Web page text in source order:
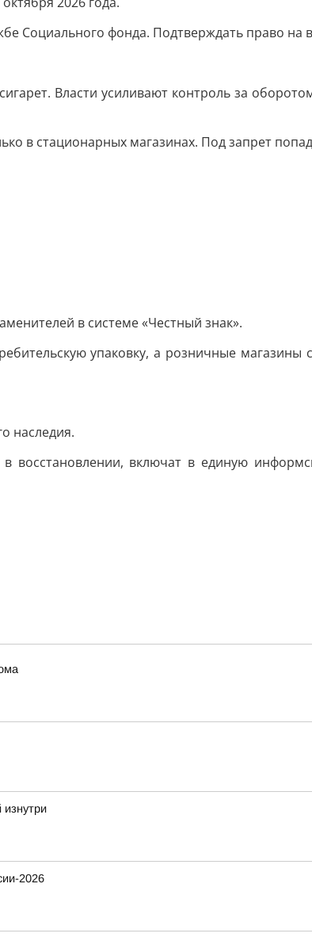
Социального фонда. Подтверждать право на
Власти усиливают контроль за
в стационарных магазинах. Под запрет
в системе «Честный знак».
упаковку, а розничные магазины
наследия.
восстановлении, включат в единую
2026